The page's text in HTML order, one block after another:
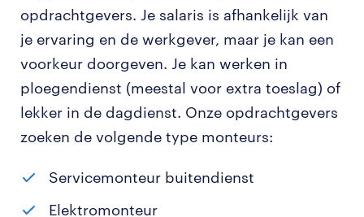
opdrachtgevers. Je salaris is afhankelijk van
je ervaring en de werkgever, maar je kan een
voorkeur doorgeven. Je kan werken in
ploegendienst (meestal voor extra toeslag) of
lekker in de dagdienst. Onze opdrachtgevers
zoeken de volgende type monteurs:
Servicemonteur buitendienst
Elektromonteur